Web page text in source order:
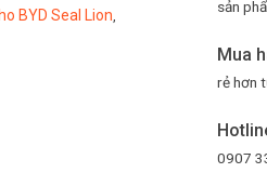
sản
Mua
rẻ hơn
0907
BYD Seal Lion